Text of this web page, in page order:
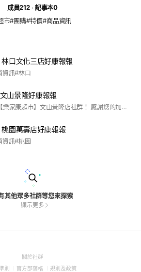
成員212
記事本0
市#團購#特價#商品資訊
口文化三店好康報報
資訊#林口
山景隆好康報報
🎉 歡迎加入【樂家康超市】文山景隆店社群！ 感謝您的加入，這裡是分享最新優惠與生活好康的交流空間。 在這裡，您可以第一時間掌握： 🛒 最新促銷優惠 🥬 新鮮生鮮與熟食資訊 ☕ 現做咖啡、人氣商品推薦 🎁 限時活動與會員好康 ✨ 新品上市與生活提案 歡迎大家按讚、留言、分享，一起交流購物心得，發現更多超值好康！ 📍 樂家康超市｜天天新鮮・天天省更多 天天逛樂家康，天天快樂找好康！
園萬壽店好康報報
資訊#桃園
其他眾多社群等您來探索
顯示更多
關於社群(Open
則 (Open
官方部落格 (Open
規則及政策(Open